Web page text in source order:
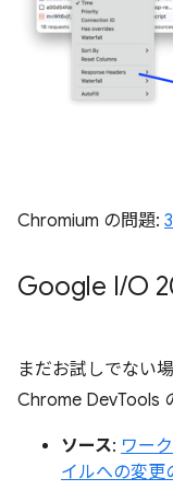
Chromium の問題:
Google I/O
まだお試しでない場
Chrome DevTools
ソース: ワー
イルへの変更